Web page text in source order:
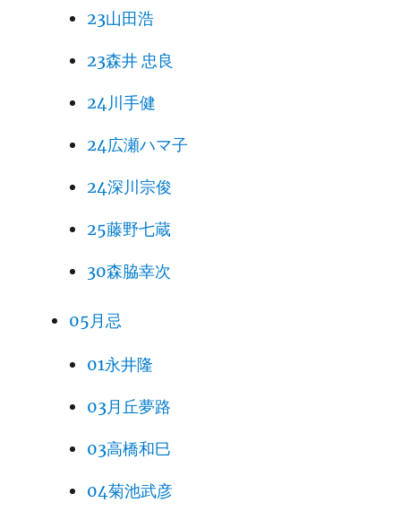
23山田浩
23森井 忠良
24川手健
24広瀬ハマ子
24深川宗俊
25藤野七蔵
30森脇幸次
05月忌
01永井隆
03月丘夢路
03高橋和巳
04菊池武彦